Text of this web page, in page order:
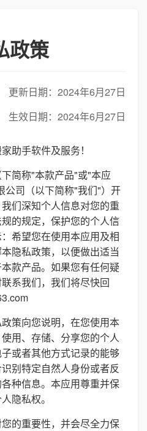
政策
更新日期：2024年6月27日
生效日期：2024年6月27日
助手软件及服务！
简称"本款产品"或"本应
公司（以下简称"我们"）开
们深知个人信息对您的重
的规定，保护您的个人信
希望您在使用本应用及相
隐私政策，以便做出适当
款产品。如果您有任何疑
系我们，我们将尽快回
策向您说明，在您使用本
用、存储、分享您的个人
或者其他方式记录的能够
别特定自然人身份或者反
种信息。本应用尊重并保
隐私权。
的重要性，并会尽全力保